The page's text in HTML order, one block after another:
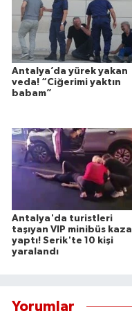
Antalya’da yürek yakan
veda! “Ciğerimi yaktın
babam”
Antalya'da turistleri
taşıyan VIP minibüs kaza
yaptı! Serik'te 10 kişi
yaralandı
Yorumlar